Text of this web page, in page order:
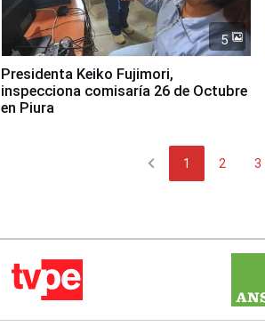
5
Presidenta Keiko Fujimori,
inspecciona comisaría 26 de Octubre
en Piura
chevron_left 1 2 3